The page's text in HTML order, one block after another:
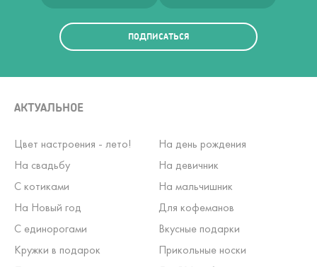
ПОДПИСАТЬСЯ
АКТУАЛЬНОЕ
Цвет настроения - лето!
На день рождения
На свадьбу
На девичник
С котиками
На мальчишник
На Новый год
Для кофеманов
С единорогами
Вкусные подарки
Кружки в подарок
Прикольные носки